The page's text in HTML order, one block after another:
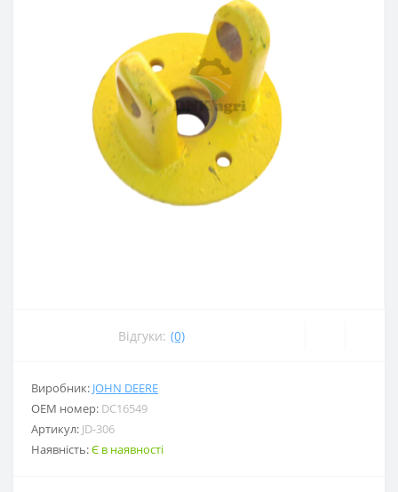
Відгуки: (0)
Виробник: JOHN DEERE
ОЕМ номер: DC16549
Артикул: JD-306
Наявність:Є в наявності